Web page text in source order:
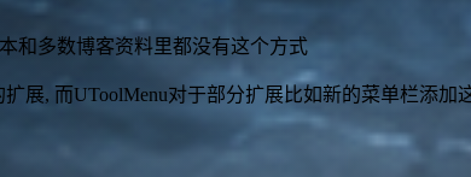
和多数博客资料里都没有这个方式
扩展, 而UToolMenu对于部分扩展比如新的菜单栏添加